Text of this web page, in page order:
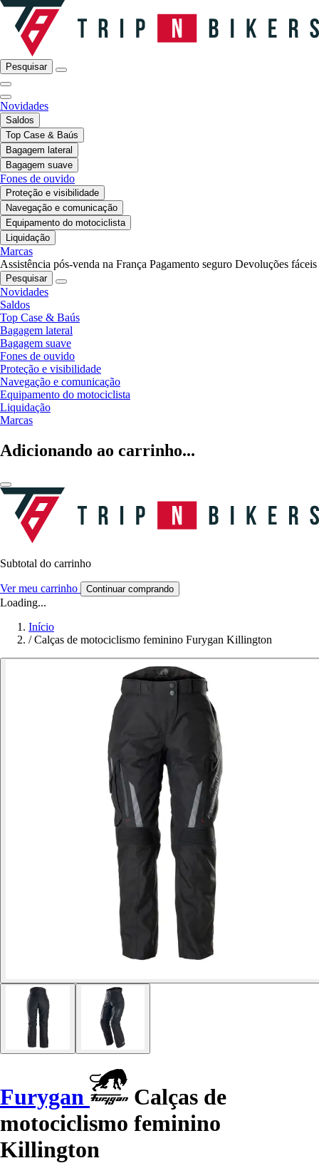
Pesquisar
Novidades
Saldos
Top Case & Baús
Bagagem lateral
Bagagem suave
Fones de ouvido
Proteção e visibilidade
Navegação e comunicação
Equipamento do motociclista
Liquidação
Marcas
Assistência pós-venda na França Pagamento seguro Devoluções fáceis
Pesquisar
Novidades
Saldos
Top Case & Baús
Bagagem lateral
Bagagem suave
Fones de ouvido
Proteção e visibilidade
Navegação e comunicação
Equipamento do motociclista
Liquidação
Marcas
Adicionando ao carrinho...
Subtotal do carrinho
Ver meu carrinho Continuar comprando
Loading...
Início
/ Calças de motociclismo feminino Furygan Killington
Furygan
Calças de
motociclismo feminino
Killington